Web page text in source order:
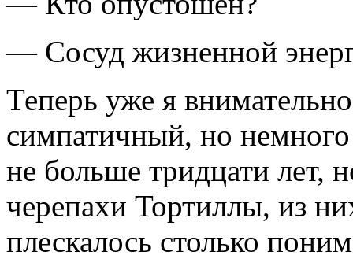
— Сосуд жизненной
Теперь уже я
симпатичный, но
не больше тридцати лет,
черепахи Тортиллы, из
плескалось столько